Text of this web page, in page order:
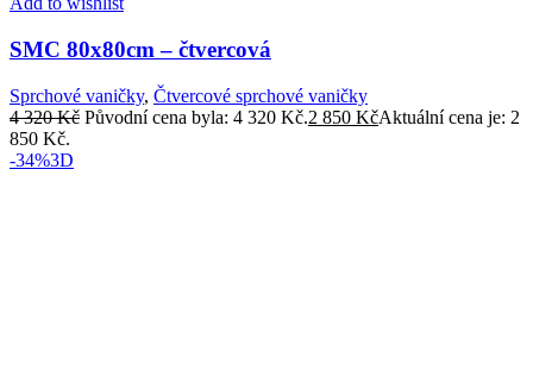
SMC 80x80cm – čtvercová
Sprchové vaničky, Čtvercové sprchové vaničky
4 320Kč Původní cena byla: 4 320 Kč.2 850 KčAktuální cena je: 2
850 Kč.
-34%3D